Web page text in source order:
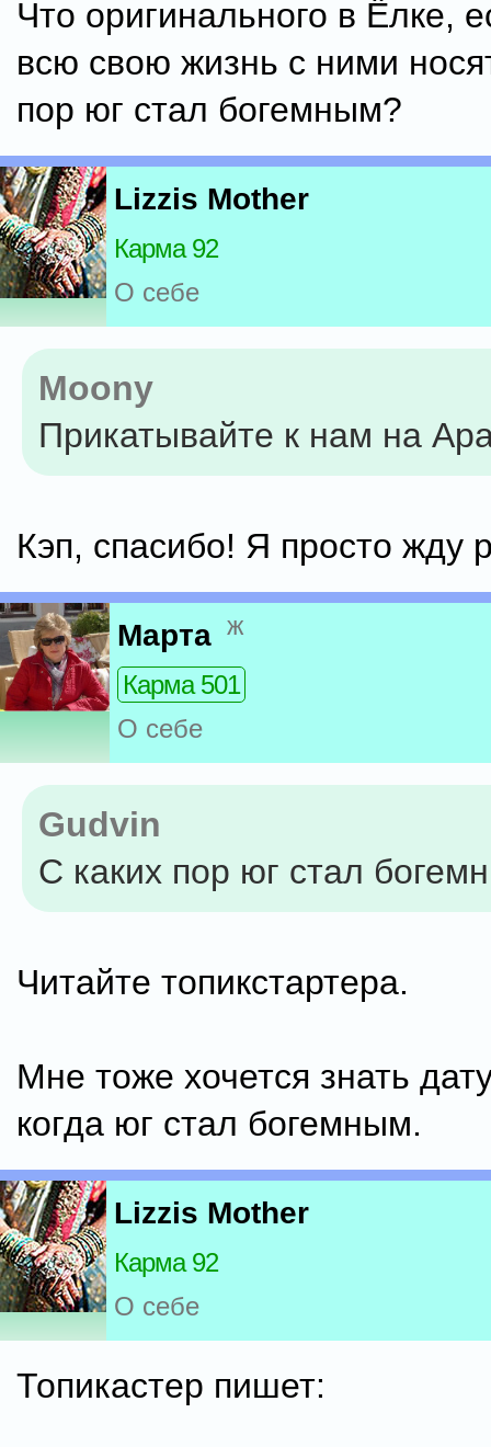
Что оригинального в Ёлке,
всю свою жизнь с ними
пор юг стал богемным?
Lizzis Mother
Карма 92
О себе
Moony
Прикатывайте к нам на
Кэп, спасибо! Я просто жду
Марта ж
Карма 501
О себе
Gudvin
С каких пор юг стал
Читайте топикстартера.
Мне тоже хочется знать
когда юг стал богемным.
Lizzis Mother
Карма 92
О себе
Топикастер пишет: